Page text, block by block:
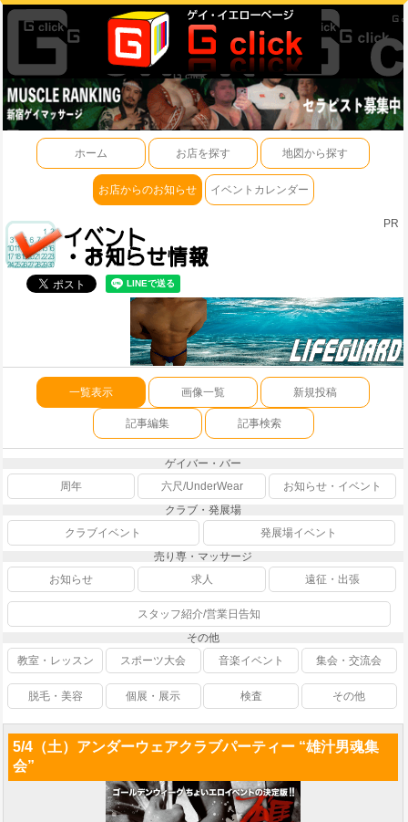
ホーム お店を探す 地図から探す
お店からのお知らせ イベントカレンダー
PR
一覧表示 画像一覧 新規投稿
記事編集 記事検索
ゲイバー・バー
周年
六尺/UnderWear
お知らせ・イベント
クラブ・発展場
クラブイベント
発展場イベント
売り専・マッサージ
お知らせ
求人 遠征・出張
スタッフ紹介/営業日告知
その他
教室・レッスン
スポーツ大会 音楽イベント 集会・交流会
脱毛・美容 個展・展示 検査 その他
5/4（土）アンダーウェアクラブパーティー “雄汁男魂集
会”